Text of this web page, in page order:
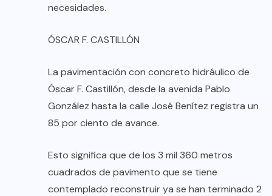
necesidades.
ÓSCAR F. CASTILLÓN
La pavimentación con concreto hidráulico de
Óscar F. Castillón, desde la avenida Pablo
González hasta la calle José Benítez registra un
85 por ciento de avance.
Esto significa que de los 3 mil 360 metros
cuadrados de pavimento que se tiene
contemplado reconstruir ya se han terminado 2